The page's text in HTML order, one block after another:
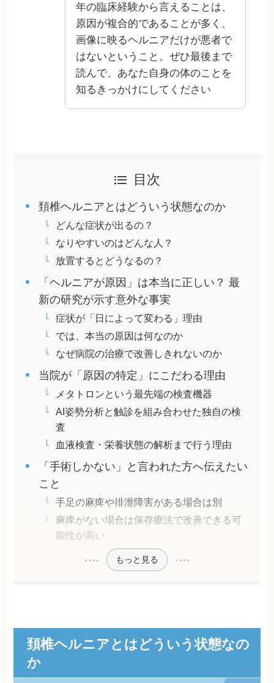
年の臨床経験から言えることは、
原因が複合的であることが多く、
画像に映るヘルニアだけが悪者で
はないということ。ぜひ最後まで
読んで、あなた自身の体のことを
知るきっかけにしてください
目次
頚椎ヘルニアとはどういう状態なのか
どんな症状が出るの？
なりやすいのはどんな人？
放置するとどうなるの？
「ヘルニアが原因」は本当に正しい？ 最
新の研究が示す意外な事実
症状が「日によって変わる」理由
では、本当の原因は何なのか
なぜ病院の治療で改善しきれないのか
当院が「原因の特定」にこだわる理由
メタトロンという最先端の検査機器
AI姿勢分析と触診を組み合わせた独自の検
査
血液検査・栄養状態の解析まで行う理由
「手術しかない」と言われた方へ伝えたい
こと
手足の麻痺や排泄障害がある場合は別
麻痺がない場合は保存療法で改善できる可
能性が高い
もっと見る
頚椎ヘルニアとはどういう状態なの
か